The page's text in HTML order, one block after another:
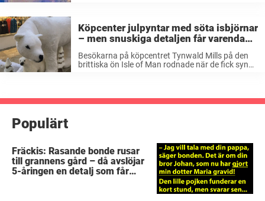
Köpcenter julpyntar med söta isbjörnar
– men snuskiga detaljen får varenda
kund att rodna
Besökarna på köpcentret Tynwald Mills på den
brittiska ön Isle of Man rodnade när de fick syn
Populärt
Fräckis: Rasande bonde rusar
till grannens gård – då avslöjar
5-åringen en detalj som får